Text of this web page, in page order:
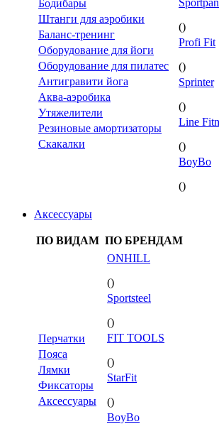
Бодибары
Штанги для аэробики
Баланс-тренинг
Оборудование для йоги
Оборудование для пилатес
Антигравити йога
Аква-аэробика
Утяжелители
Резиновые амортизаторы
Скакалки
()
Profi Fit
()
Sprinter
()
Line
()
BoyBo
()
Аксессуары
ПО ВИДАМ ПО БРЕНДАМ
Перчатки
Пояса
Лямки
Фиксаторы
Аксессуары
ONHILL
()
Sportsteel
()
FIT TOOLS
()
StarFit
()
BoyBo